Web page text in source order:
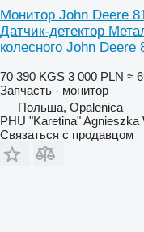
Монитор John Deere
Датчик-детектор
колесного John Deere
70 390 KGS 3 000 PLN ≈
Запчасть - монитор
Польша, Opalenica
PHU "Karetina"
Связаться с продавцом